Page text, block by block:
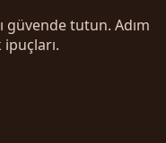
güvende tutun. Adım